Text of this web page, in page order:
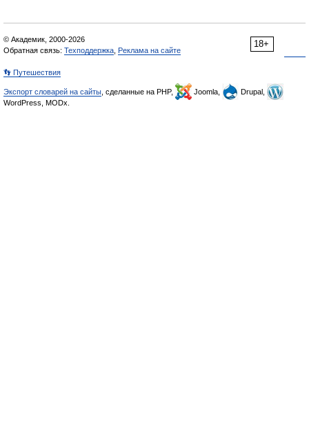
18+
© Академик, 2000-2026
Обратная связь: Техподдержка Реклама на сайте
👣 Путешествия
Экспорт словарей на сайты , сделанные на PHP, Joomla,
Drupal,
WordPress, MODx.